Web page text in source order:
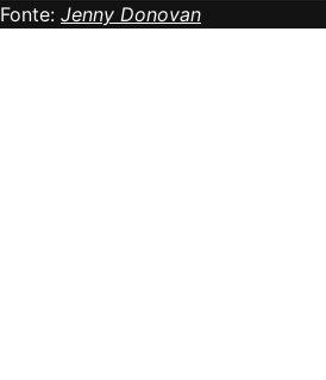
Fonte: Jenny Donovan